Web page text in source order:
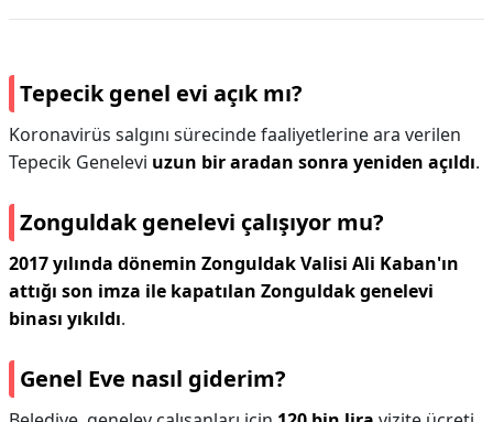
Tepecik genel evi açık mı?
Koronavirüs salgını sürecinde faaliyetlerine ara verilen
Tepecik Genelevi uzun bir aradan sonra yeniden açıldı.
Zonguldak genelevi çalışıyor mu?
2017 yılında dönemin Zonguldak Valisi Ali Kaban'ın
attığı son imza ile kapatılan Zonguldak genelevi
binası yıkıldı.
Genel Eve nasıl giderim?